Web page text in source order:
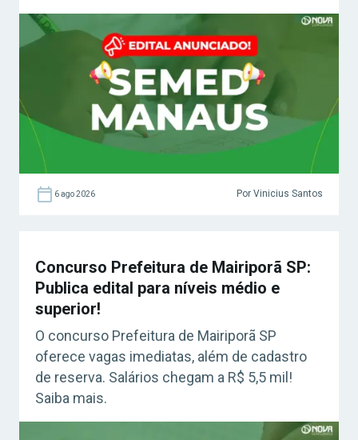
6 ago 2026 Por Vinicius Santos
Concurso Prefeitura de Mairiporã SP:
Publica edital para níveis médio e
superior!
O concurso Prefeitura de Mairiporã SP
oferece vagas imediatas, além de cadastro
de reserva. Salários chegam a R$ 5,5 mil!
Saiba mais.